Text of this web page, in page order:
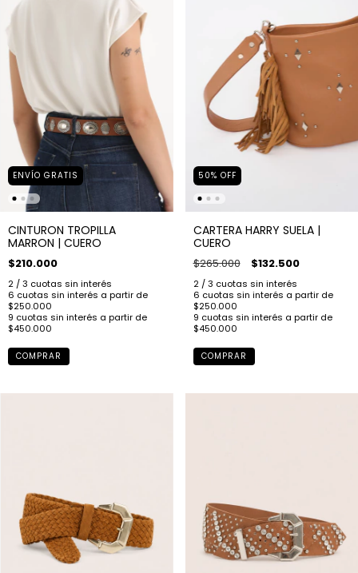
ENVÍO GRATIS
CINTURON TROPILLA
MARRON | CUERO
$210.000
COMPRAR
50% OFF
CARTERA HARRY SUELA |
CUERO
$265.000 $132.500
COMPRAR